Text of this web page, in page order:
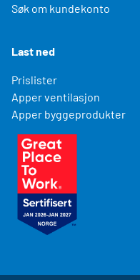
Søk om kundekonto
Last ned
Prislister
Apper ventilasjon
Apper byggeprodukter